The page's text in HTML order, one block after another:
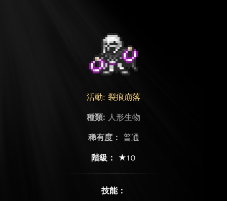
活動: 裂痕崩落
種類: 人形生物
稀有度： 普通
階級：
★10
技能：